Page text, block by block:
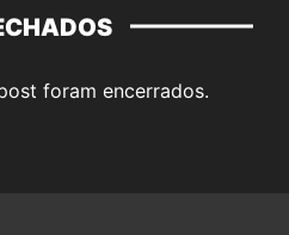
foram encerrados.